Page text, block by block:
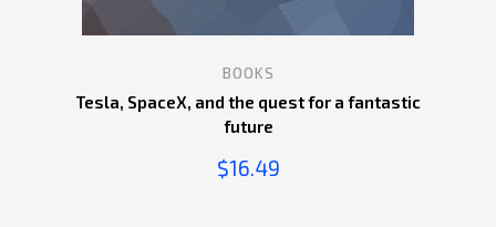
BOOKS
Tesla, SpaceX, and the quest for a fantastic
future
$16.49